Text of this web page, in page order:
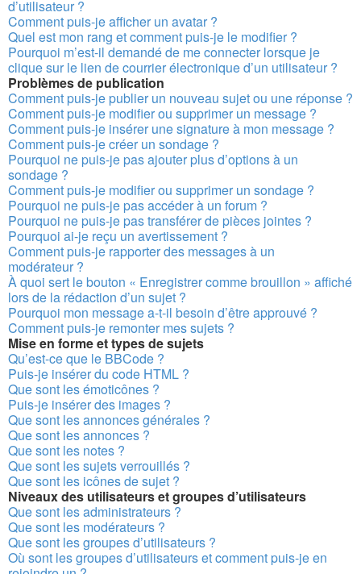
d’utilisateur ?
Comment puis-je afficher un avatar ?
Quel est mon rang et comment puis-je le modifier ?
Pourquoi m’est-il demandé de me connecter lorsque je
clique sur le lien de courrier électronique d’un utilisateur ?
Problèmes de publication
Comment puis-je publier un nouveau sujet ou une réponse ?
Comment puis-je modifier ou supprimer un message ?
Comment puis-je insérer une signature à mon message ?
Comment puis-je créer un sondage ?
Pourquoi ne puis-je pas ajouter plus d’options à un
sondage ?
Comment puis-je modifier ou supprimer un sondage ?
Pourquoi ne puis-je pas accéder à un forum ?
Pourquoi ne puis-je pas transférer de pièces jointes ?
Pourquoi ai-je reçu un avertissement ?
Comment puis-je rapporter des messages à un
modérateur ?
À quoi sert le bouton « Enregistrer comme brouillon » affiché
lors de la rédaction d’un sujet ?
Pourquoi mon message a-t-il besoin d’être approuvé ?
Comment puis-je remonter mes sujets ?
Mise en forme et types de sujets
Qu’est-ce que le BBCode ?
Puis-je insérer du code HTML ?
Que sont les émoticônes ?
Puis-je insérer des images ?
Que sont les annonces générales ?
Que sont les annonces ?
Que sont les notes ?
Que sont les sujets verrouillés ?
Que sont les icônes de sujet ?
Niveaux des utilisateurs et groupes d’utilisateurs
Que sont les administrateurs ?
Que sont les modérateurs ?
Que sont les groupes d’utilisateurs ?
Où sont les groupes d’utilisateurs et comment puis-je en